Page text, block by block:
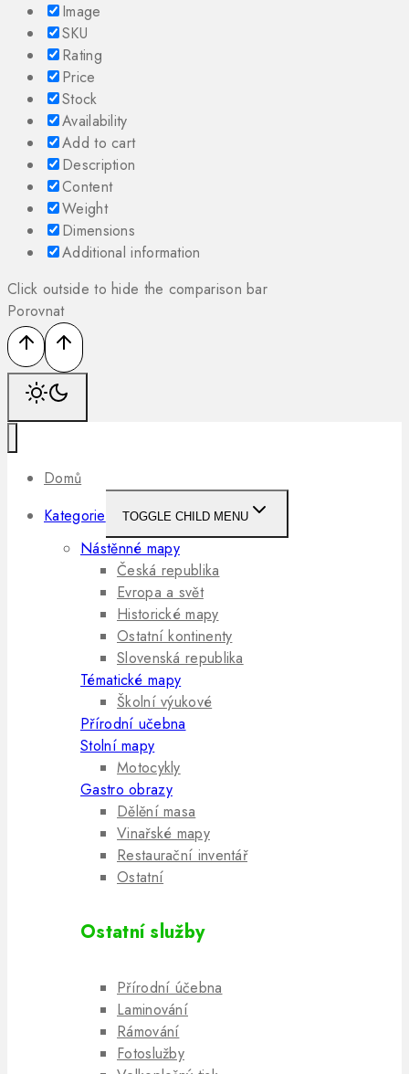
Image
SKU
Rating
Price
Stock
Availability
Add to cart
Description
Content
Weight
Dimensions
Additional information
Click outside to hide the comparison bar
Porovnat
Domů
Kategorie
TOGGLE CHILD MENU
Nástěnné mapy
Česká republika
Evropa a svět
Historické mapy
Ostatní kontinenty
Slovenská republika
Tématické mapy
Školní výukové
Přírodní učebna
Stolní mapy
Motocykly
Gastro obrazy
Dělění masa
Vinařské mapy
Restaurační inventář
Ostatní
Ostatní služby
Přírodní účebna
Laminování
Rámování
Fotoslužby